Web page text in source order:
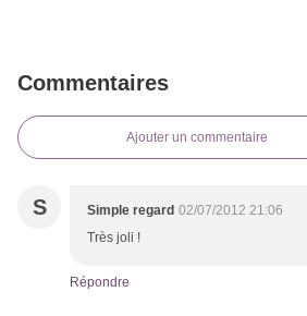
Commentaires
Ajouter un commentaire
S Simple regard 02/07/2012 21:06
Très joli !
Répondre